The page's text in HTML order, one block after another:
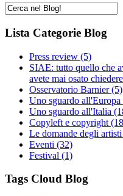
Lista Categorie Blog
Press review (5)
SIAE: tutto quello che
avete mai osato
Osservatorio Barnier(5)
Uno sguardo all'Europa
Uno sguardo all'Italia
Copyleft e copyright
Le domande degli
Eventi (32)
Festival (1)
Tags Cloud Blog